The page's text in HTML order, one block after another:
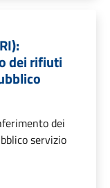
dei rifiuti
dei
servizio